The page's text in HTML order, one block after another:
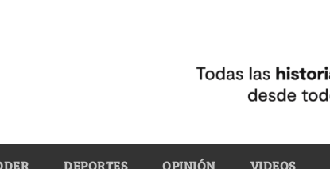
DEPORTES OPINIÓN VIDEOS